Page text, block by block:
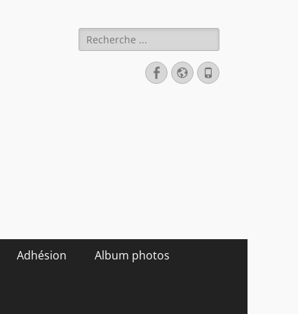
Rechercher :
Facebook
Site
web
Tél
Adhésion Album photos